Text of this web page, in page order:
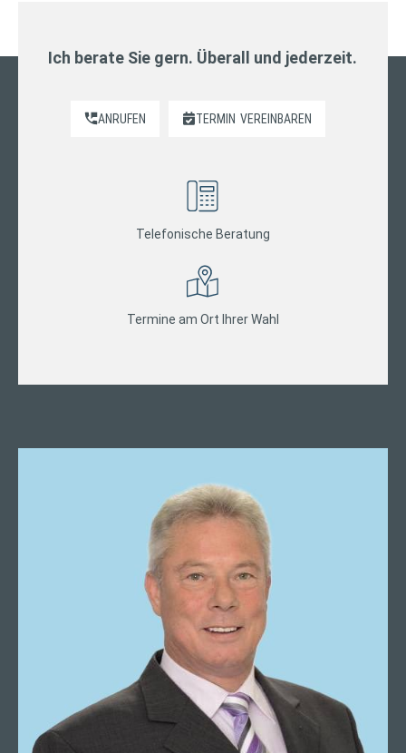
Ich berate Sie gern. Überall und jederzeit.
ANRUFEN TERMIN VEREINBAREN
Telefonische Beratung
Termine am Ort Ihrer Wahl